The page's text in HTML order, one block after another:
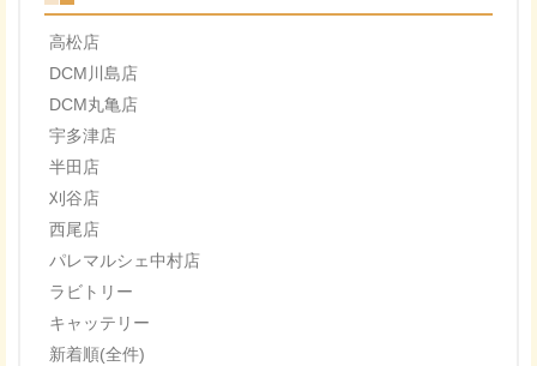
高松店
DCM川島店
DCM丸亀店
宇多津店
半田店
刈谷店
西尾店
パレマルシェ中村店
ラビトリー
キャッテリー
新着順(全件)